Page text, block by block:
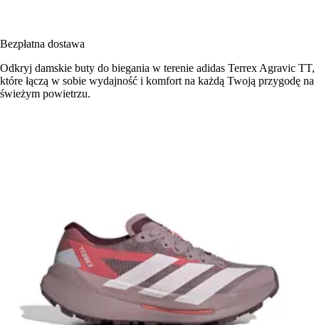
Bezpłatna dostawa
Odkryj damskie buty do biegania w terenie adidas Terrex Agravic TT,
które łączą w sobie wydajność i komfort na każdą Twoją przygodę na
świeżym powietrzu.